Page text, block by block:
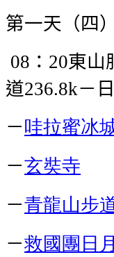
第一天（四）
08 ： 20東山
道236.8k－
－哇拉蜜冰
－玄奘寺
－青龍山步
－救國團日